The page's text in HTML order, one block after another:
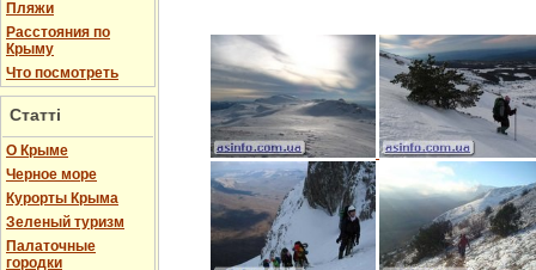
Пляжи
Расстояния по
Крыму
Что посмотреть
Статті
О Крыме
Черное море
Курорты Крыма
Зеленый туризм
Палаточные
городки